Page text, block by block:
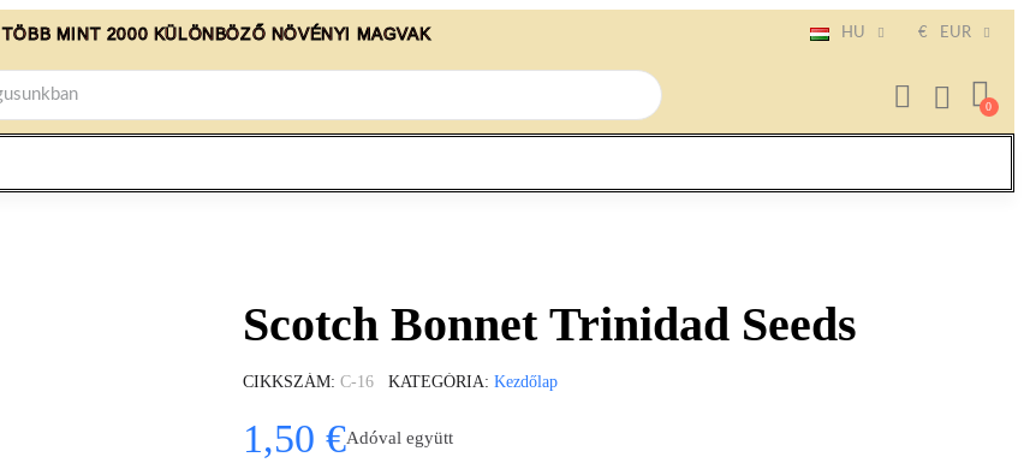
TÖBB MINT 2000 KÜLÖNBÖZŐ NÖVÉNYI MAGVAK HU € EUR
Scotch Bonnet Trinidad Seeds
CIKKSZÁM C-16 KATEGÓRIA Kezdőlap
1,50 €Adóval együtt